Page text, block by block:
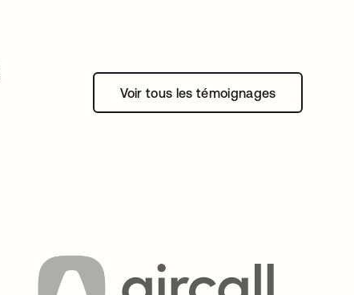
Voir tous les témoignages